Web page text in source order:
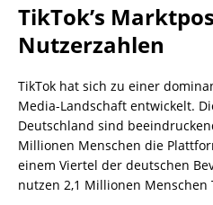
TikTok’s
Nutzerzahlen
TikTok hat sich zu einer
Media-Landschaft entwickelt.
Deutschland sind
Millionen Menschen die
einem Viertel der deutschen
nutzen 2,1 Millionen Menschen